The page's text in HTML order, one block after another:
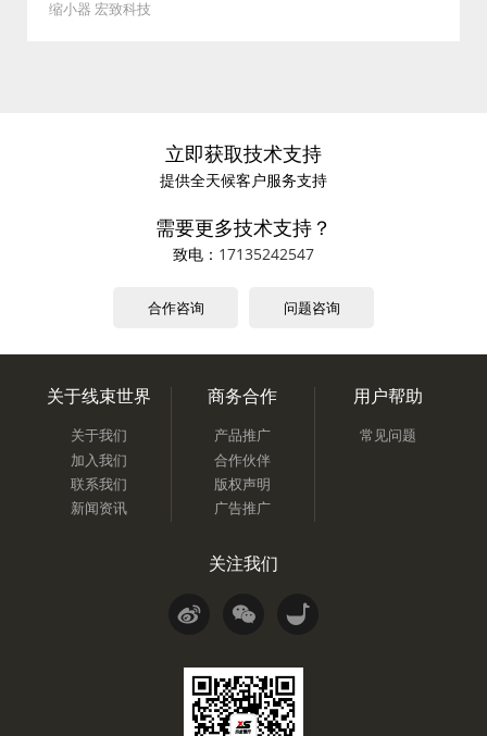
缩小器 宏致科技
立即获取技术支持
提供全天候客户服务支持
需要更多技术支持？
致电： 17135242547
合作咨询 问题咨询
关于线束世界
关于我们
加入我们
联系我们
新闻资讯
商务合作
产品推广
合作伙伴
版权声明
广告推广
用户帮助
常见问题
关注我们